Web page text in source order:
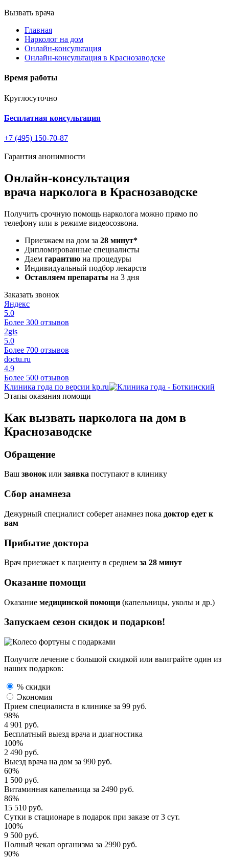
Вызвать врача
Главная
Нарколог на дом
Онлайн-консультация
Онлайн-консультация в Краснозаводске
Время работы
Круглосуточно
Бесплатная консультация
+7 (495) 150-70-87
Гарантия анонимности
Онлайн-консультация
врача нарколога в Краснозаводске
Получить срочную помощь нарколога можно прямо по
телефону или в режиме видеосозвона.
Приезжаем на дом за 28 минут*
Дипломированные специалисты
Даем гарантию на процедуры
Индивидуальный подбор лекарств
Оставляем препараты на 3 дня
Заказать звонок
Яндекс
5.0
Более 300 отзывов
2gis
5.0
Более 700 отзывов
doctu.ru
4.9
Более 500 отзывов
Клиника года по версии kp.ru
Этапы оказания помощи
Как вызвать нарколога на дом в
Краснозаводске
Обращение
Ваш звонокили заявка поступают в клинику
Сбор анамнеза
Дежурный специалист соберет анамнез пока доктор едет к
вам
Прибытие доктора
Врач приезжает к пациенту в среднем за 28 минут
Оказание помощи
Оказание медицинской помощи (капельницы, уколы и др.)
Запускаем сезон скидок и подарков!
Получите лечение с большой скидкой или выиграйте один из
наших подарков:
% скидки
Экономия
Прием специалиста в клинике за 99 руб.
98%
4 901 руб.
Бесплатный выезд врача и диагностика
100%
2 490 руб.
Выезд врача на дом за 990 руб.
60%
1 500 руб.
Витаминная капельница за 2490 руб.
86%
15 510 руб.
Сутки в стационаре в подарок при заказе от 3 сут.
100%
9 500 руб.
Полный чекап организма за 2990 руб.
90%